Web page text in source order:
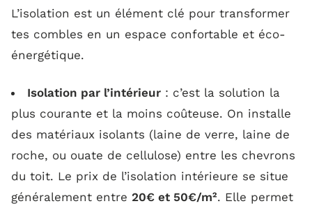
L’isolation est un élément clé pour transformer
tes combles en un espace confortable et éco-
énergétique.
Isolation par l’intérieur : c’est la solution la
plus courante et la moins coûteuse. On installe
des matériaux isolants (laine de verre, laine de
roche, ou ouate de cellulose) entre les chevrons
du toit. Le prix de l’isolation intérieure se situe
généralement entre 20€ et 50€/m². Elle permet